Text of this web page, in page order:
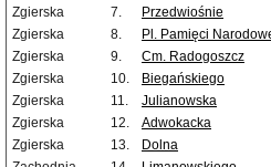
Zgierska
7. Przedwiośnie
Zgierska
8. Pl. Pamięci
Zgierska
9. Cm. Radogoszcz
Zgierska
10. Biegańskiego
Zgierska
11. Julianowska
Zgierska
12. Adwokacka
Zgierska
13. Dolna